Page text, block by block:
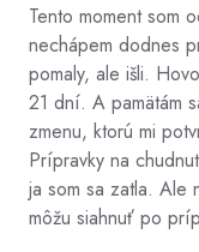
Tento moment som
nechápem dodnes
pomaly, ale išli.
21 dní. A pamätám
zmenu, ktorú mi
Prípravky na
ja som sa zatla. Ale
môžu siahnuť po